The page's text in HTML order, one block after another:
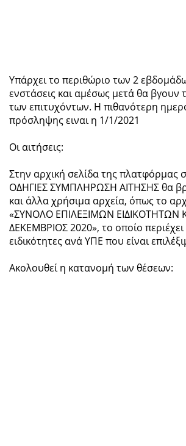
Υπάρχει το περιθώριο των 2
ενστάσεις και αμέσως μετά θα βγουν
των επιτυχόντων. Η πιθανότερη
πρόσληψης ειναι η 1/1/2021
Οι αιτήσεις:
Στην αρχική σελίδα της πλατφόρμας
ΟΔΗΓΙΕΣ ΣΥΜΠΛΗΡΩΣΗ ΑΙΤΗΣΗΣ θα
και άλλα χρήσιμα αρχεία, όπως το
«ΣΥΝΟΛΟ ΕΠΙΛΕΞΙΜΩΝ ΕΙΔΙΚΟΤΗΤΩΝ
ΔΕΚΕΜΒΡΙΟΣ 2020», το οποίο περιέχει
ειδικότητες ανά ΥΠΕ που είναι
Ακολουθεί η κατανομή των θέσεων: